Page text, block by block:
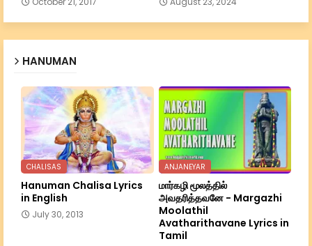
HANUMAN
CHALISAS
Hanuman Chalisa Lyrics
in English
July 30, 2013
ANJANEYAR
மார்கழி மூலத்தில்
அவதரித்தவனே - Margazhi
Moolathil
Avatharithavane Lyrics in
Tamil